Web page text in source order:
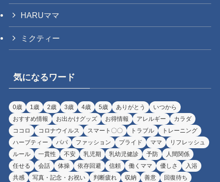
HARUママ
ミクティー
気になるワード
0歳 1歳 2歳 3歳 4歳 5歳 ありがとう
いつから
おすすめ情報
お出かけグッズ お得情報 アレルギー
カラダ
ココロ
コロナウイルス スマート〇〇 トラブル
トレーニング
ハーブティー
パパ ファッション プライド ママ
リフレッシュ
ルール
一貫性 不安 乳児期 乳幼児健診 予防
人間関係
任せる
会話 体操 依存回避 信頼 働くママ 優しさ
入浴
共感
写真・記念・お祝い 判断疲れ 収納 善意
回復待ち